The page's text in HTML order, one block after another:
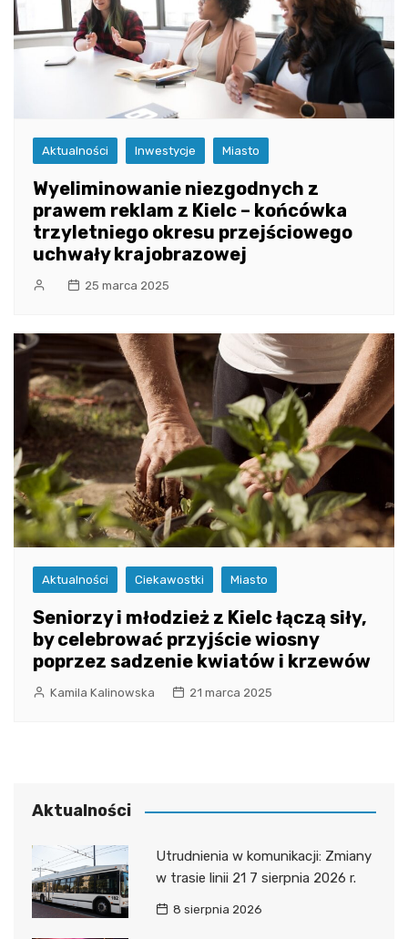
Aktualności Inwestycje Miasto
Wyeliminowanie niezgodnych z
prawem reklam z Kielc – końcówka
trzyletniego okresu przejściowego
uchwały krajobrazowej
25 marca 2025
Aktualności Ciekawostki Miasto
Seniorzy i młodzież z Kielc łączą siły,
by celebrować przyjście wiosny
poprzez sadzenie kwiatów i krzewów
Kamila Kalinowska 21 marca 2025
Aktualności
Utrudnienia w komunikacji: Zmiany
w trasie linii 21 7 sierpnia 2026 r.
8 sierpnia 2026